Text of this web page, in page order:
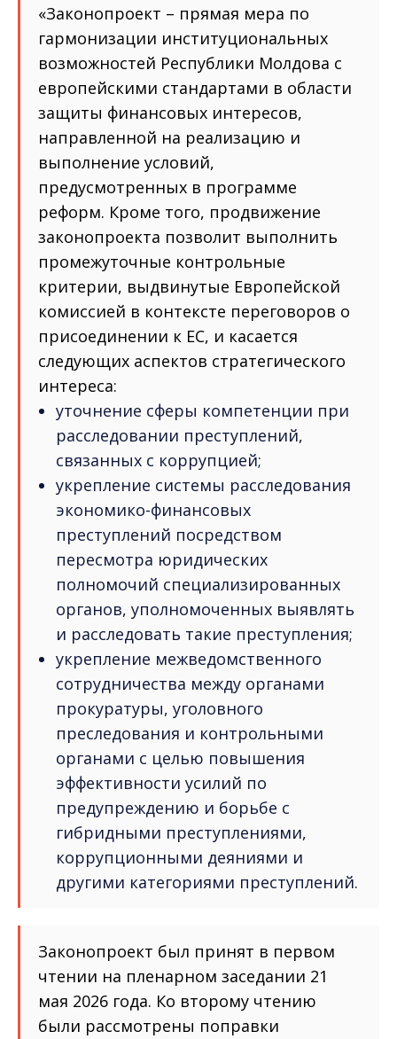
«Законопроект – прямая мера по
гармонизации институциональных
возможностей Республики Молдова с
европейскими стандартами в области
защиты финансовых интересов,
направленной на реализацию и
выполнение условий,
предусмотренных в программе
реформ. Кроме того, продвижение
законопроекта позволит выполнить
промежуточные контрольные
критерии, выдвинутые Европейской
комиссией в контексте переговоров о
присоединении к ЕС, и касается
следующих аспектов стратегического
интереса:
уточнение сферы компетенции при
расследовании преступлений,
связанных с коррупцией;
укрепление системы расследования
экономико-финансовых
преступлений посредством
пересмотра юридических
полномочий специализированных
органов, уполномоченных выявлять
и расследовать такие преступления;
укрепление межведомственного
сотрудничества между органами
прокуратуры, уголовного
преследования и контрольными
органами с целью повышения
эффективности усилий по
предупреждению и борьбе с
гибридными преступлениями,
коррупционными деяниями и
другими категориями преступлений.
Законопроект был принят в первом
чтении на пленарном заседании 21
мая 2026 года. Ко второму чтению
были рассмотрены поправки